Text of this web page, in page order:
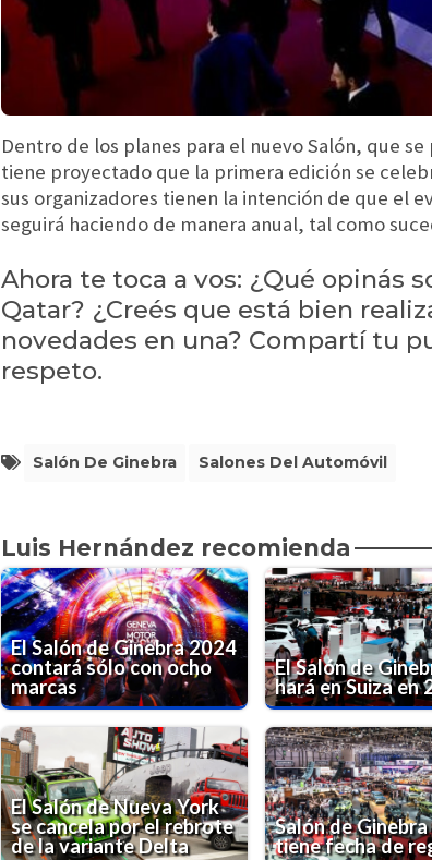
Dentro de los planes para el nuevo Salón, que
tiene proyectado que la primera edición se
sus organizadores tienen la intención de que el
seguirá haciendo de manera anual, tal como
Ahora te toca a vos: ¿Qué opinás
Qatar? ¿Creés que está bien
novedades en una? Compartí tu
respeto.
Salón De Ginebra Salones Del Automóvil
Luis Hernández recomienda
El Salón de Ginebra 2024
contará sólo con ocho
marcas
El Salón de
hará en Suiza en
El Salón de Nueva York
se cancela por el rebrote
de la variante Delta
Salón de Ginebra
tiene fecha de